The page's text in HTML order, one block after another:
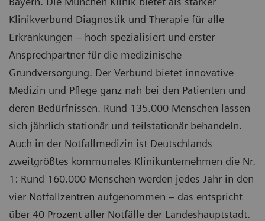
Klinikverbund Diagnostik und Therapie für alle
Erkrankungen – hoch spezialisiert und erster
Ansprechpartner für die medizinische
Grundversorgung. Der Verbund bietet innovative
Medizin und Pflege ganz nah bei den Patienten und
deren Bedürfnissen. Rund 135.000 Menschen lassen
sich jährlich stationär und teilstationär behandeln.
Auch in der Notfallmedizin ist Deutschlands
zweitgrößtes kommunales Klinikunternehmen die Nr.
1: Rund 160.000 Menschen werden jedes Jahr in den
vier Notfallzentren aufgenommen – das entspricht
über 40 Prozent aller Notfälle der Landeshauptstadt.